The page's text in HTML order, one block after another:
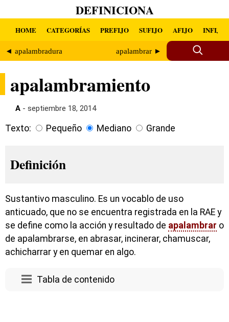
DEFINICIONA
HOME CATEGORÍAS PREFIJO SUFIJO AFIJO INFIJO
◄ apalambradura apalambrar ►
apalambramiento
A - septiembre 18, 2014
Texto: Pequeño Mediano Grande
Definición
Sustantivo masculino. Es un vocablo de uso
anticuado, que no se encuentra registrada en la RAE y
se define como la acción y resultado de apalambrar o
de apalambrarse, en abrasar, incinerar, chamuscar,
achicharrar y en quemar en algo.
Tabla de contenido